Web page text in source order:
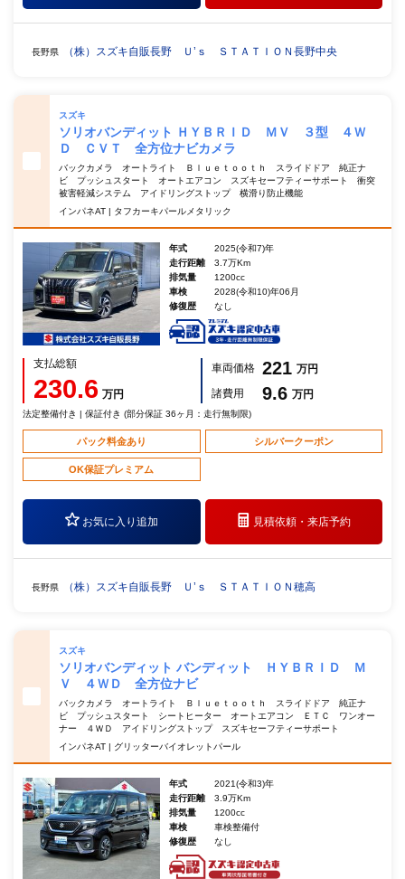
長野県 （株）スズキ自販長野 Ｕ’ｓ ＳＴＡＴＩＯＮ長野中央
スズキ
ソリオバンディット ＨＹＢＲＩＤ ＭＶ ３型 ４Ｗ
Ｄ ＣＶＴ 全方位ナビカメラ
バックカメラ オートライト Ｂｌｕｅｔｏｏｔｈ スライドドア 純正ナ
ビ プッシュスタート オートエアコン スズキセーフティーサポート 衝突
被害軽減システム アイドリングストップ 横滑り防止機能
インパネAT | タフカーキパールメタリック
年式
2025(令和7)年
走行距離
3.7万Km
排気量
1200cc
車検
2028(令和10)年06月
修復歴
なし
支払総額
230.6 万円
車両価格 221 万円
諸費用
9.6 万円
法定整備付き | 保証付き (部分保証 36ヶ月：走行無制限)
パック料金あり シルバークーポン
OK保証プレミアム
お気に入り追加 見積依頼・来店予約
長野県 （株）スズキ自販長野 Ｕ’ｓ ＳＴＡＴＩＯＮ穂高
スズキ
ソリオバンディット バンディット ＨＹＢＲＩＤ Ｍ
Ｖ ４ＷＤ 全方位ナビ
バックカメラ オートライト Ｂｌｕｅｔｏｏｔｈ スライドドア 純正ナ
ビ プッシュスタート シートヒーター オートエアコン ＥＴＣ ワンオー
ナー ４ＷＤ アイドリングストップ スズキセーフティーサポート
インパネAT | グリッターバイオレットパール
年式
2021(令和3)年
走行距離
3.9万Km
排気量
1200cc
車検
車検整備付
修復歴
なし